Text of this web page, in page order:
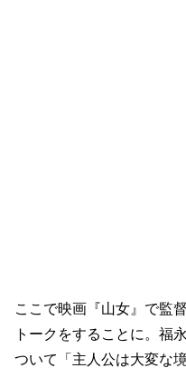
ここで映画『山女』で監
トークをすることに。福
ついて「主人公は大変な